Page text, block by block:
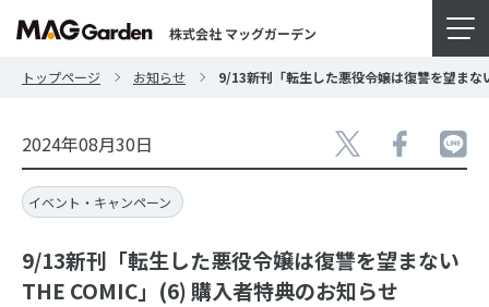
株式会社 マッグガーデン
トップページ お知らせ 9/13新刊「転生した悪役令嬢は復讐を望ま
2024年08月30日
イベント・キャンペーン
9/13新刊「転生した悪役令嬢は復讐を望まない
THE COMIC」(6) 購入者特典のお知らせ